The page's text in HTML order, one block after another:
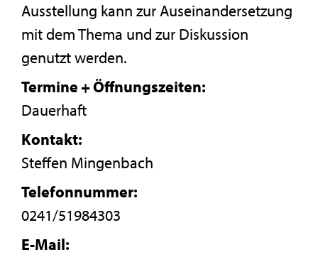
Ausstellung kann zur Auseinandersetzung
mit dem Thema und zur Diskussion
genutzt werden.
Termine + Öffnungszeiten:
Dauerhaft
Kontakt:
Steffen Mingenbach
Telefonnummer:
0241/51984303
E-Mail: